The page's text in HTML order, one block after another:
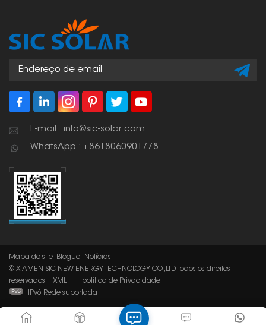
E-mail : info@sic-solar.com
WhatsApp : +8618060901778
Mapa do site Blogue
Notícias
© XIAMEN SIC NEW ENERGY TECHNOLOGY CO.,LTD. Todos os direitos
reservados.
XML
política de Privacidade
IPv6 Rede suportada